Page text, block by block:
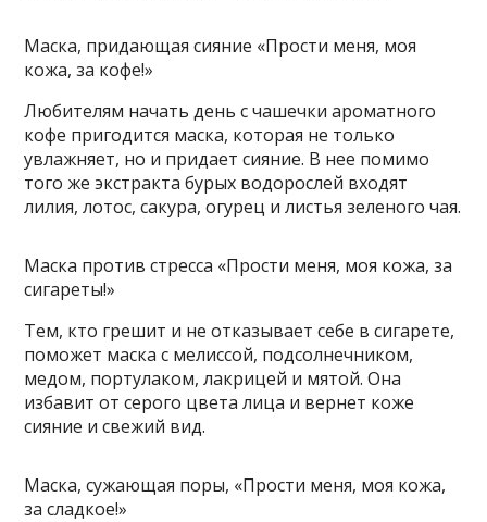
Маска, придающая сияние «Прости меня, моя
кожа, за кофе!»
Любителям начать день с чашечки ароматного
кофе пригодится маска, которая не только
увлажняет, но и придает сияние. В нее помимо
того же экстракта бурых водорослей входят
лилия, лотос, сакура, огурец и листья зеленого чая.
Маска против стресса «Прости меня, моя кожа, за
сигареты!»
Тем, кто грешит и не отказывает себе в сигарете,
поможет маска с мелиссой, подсолнечником,
медом, портулаком, лакрицей и мятой. Она
избавит от серого цвета лица и вернет коже
сияние и свежий вид.
Маска, сужающая поры, «Прости меня, моя кожа,
за сладкое!»